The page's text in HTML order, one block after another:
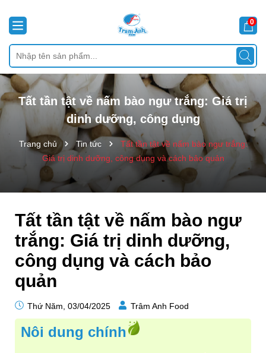
0
Tất tần tật về nấm bào ngư trắng: Giá trị
dinh dưỡng, công dụng
Trang chủ Tin tức
Tất tần tật về nấm bào ngư trắng:
Giá trị dinh dưỡng, công dụng và cách bảo quản
Tất tần tật về nấm bào ngư
trắng: Giá trị dinh dưỡng,
công dụng và cách bảo
quản
Thứ Năm, 03/04/2025 Trâm Anh Food
Nôi dung chính